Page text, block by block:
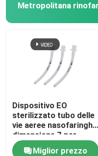
Dispositivo EO
sterilizzato tubo delle
vie aeree nasofaringhe
dimensione 7 per
neonato
Miglior prezzo